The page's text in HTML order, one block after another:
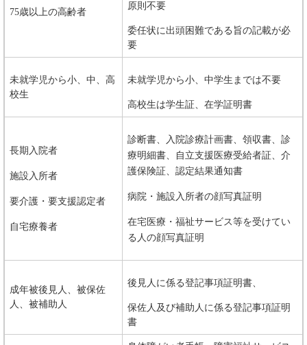
75歳以上の高齢者
原則不要
委任状に出頭困難である旨の記載が必
要
未就学児から小、中、高
校生
未就学児から小、中学生までは不要
高校生は学生証、在学証明書
長期入院者
施設入所者
要介護・要支援認定者
自宅療養者
診断書、入院診療計画書、領収書、診
療明細書、自立支援医療受給者証、介
護保険証、認定結果通知書
病院・施設入所者の顔写真証明
在宅医療・福祉サービス等を受けてい
る人の顔写真証明
成年被後見人、被保佐
人、被補助人
後見人に係る登記事項証明書、
保佐人及び補助人に係る登記事項証明
書